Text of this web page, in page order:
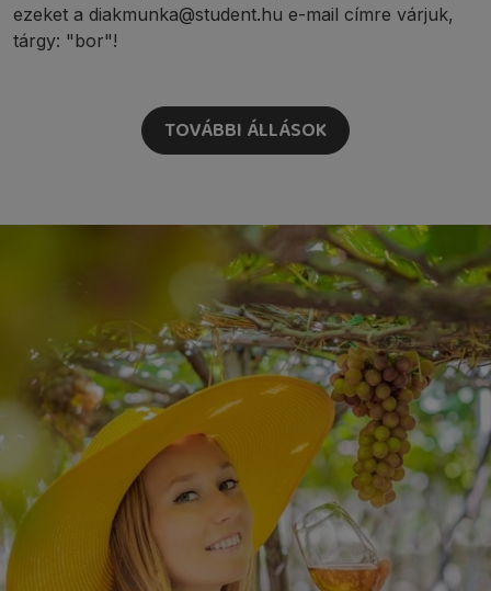
ezeket a diakmunka@student.hu e-mail címre várjuk,
tárgy: "bor"!
TOVÁBBI ÁLLÁSOK